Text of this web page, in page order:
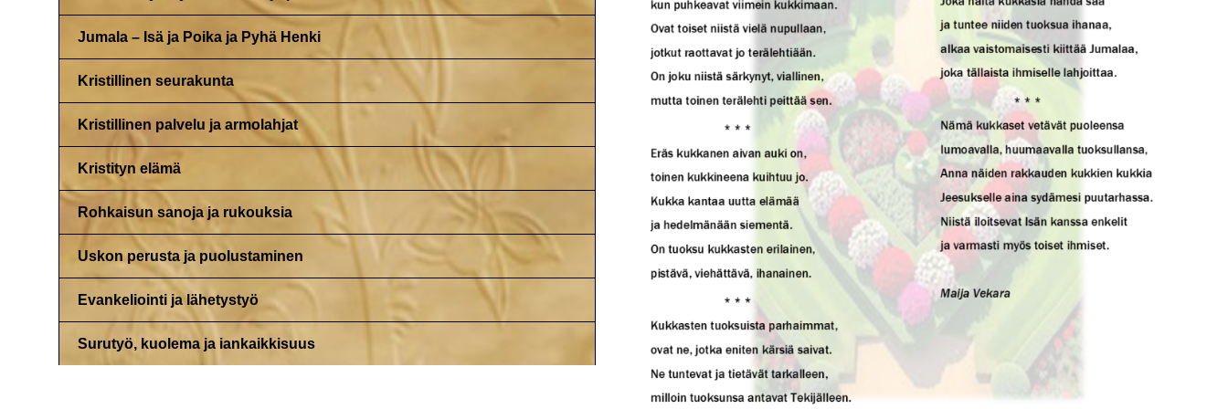
Jumala – Isä ja Poika ja Pyhä Henki
Kristillinen seurakunta
Kristillinen palvelu ja armolahjat
Kristityn elämä
Rohkaisun sanoja ja rukouksia
Uskon perusta ja puolustaminen
Evankeliointi ja lähetystyö
Surutyö, kuolema ja iankaikkisuus